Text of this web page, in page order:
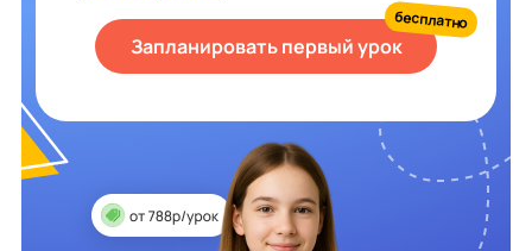
Запланировать первый урок
бесплатно